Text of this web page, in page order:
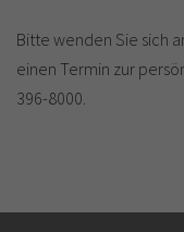
Bitte wenden Sie sich
einen Termin zur
396-8000.